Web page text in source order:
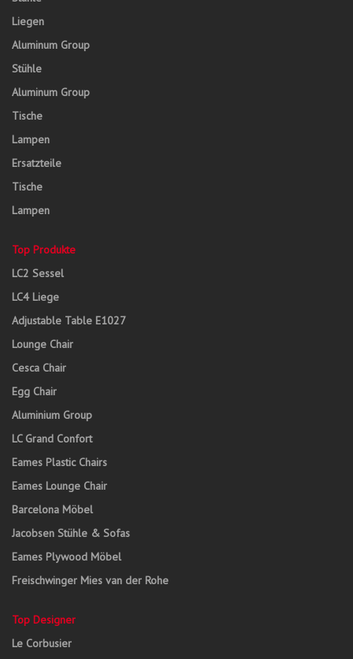
Liegen
Aluminum Group
Stühle
Aluminum Group
Tische
Lampen
Ersatzteile
Tische
Lampen
Top Produkte
LC2 Sessel
LC4 Liege
Adjustable Table E1027
Lounge Chair
Cesca Chair
Egg Chair
Aluminium Group
LC Grand Confort
Eames Plastic Chairs
Eames Lounge Chair
Barcelona Möbel
Jacobsen Stühle & Sofas
Eames Plywood Möbel
Freischwinger Mies van der Rohe
Top Designer
Le Corbusier